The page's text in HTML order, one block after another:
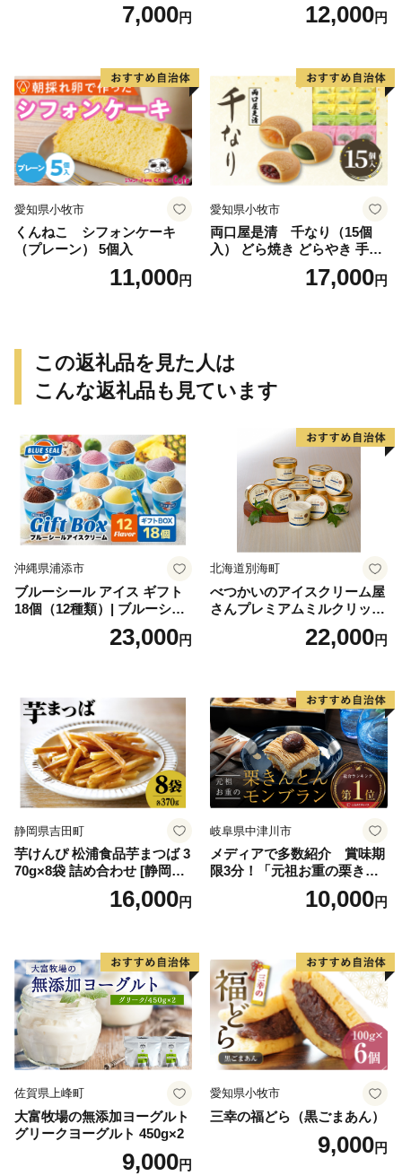
7,000円 12,000円
愛知県小牧市
くんねこ シフォンケーキ
（プレーン） 5個入
11,000円
愛知県小牧市
両口屋是清 千なり（15個
入） どら焼き どらやき 手土
産 お土産 土産 丹波大納言小
豆 抹茶 林檎 りんご 慶事 お
17,000円
この返礼品を見た人は
こんな返礼品も見ています
沖縄県浦添市
ブルーシール アイス ギフト
18個（12種類）| ブルーシー
ルアイス ブルーシールアイ
スクリーム 着日指定可能 送
誕生日 カップ 詰め合わせ バ
ラエティ | バニラ チョコレー
ト ストロベリー ピスタチオ
バニラ＆クッキー ウベ 沖縄
紅イモ 塩ちんすこう 沖縄シ
ークヮーサー 沖縄黒糖 琉球
ロイヤルミルクティ 沖縄パ
イン
23,000円
北海道別海町
べつかいのアイスクリーム屋
さんプレミアムミルクリッチ
12個（AP-01）（ 北海道アイ
ス 北海道産アイス アイス ア
道産アイス 道産アイスクリ
ーム ギフト 詰合せ 詰め合わ
せ ふるさと納税 ）
22,000円
静岡県吉田町
芋けんぴ 松浦食品芋まつば 3
70g×8袋 詰め合わせ [静岡伊
勢丹(松浦食品) 静岡県 吉田町
22424274] 芋ケンピ セット
16,000円
岐阜県中津川市
メディアで多数紹介 賞味期
限3分！「元祖お重の栗きん
とんモンブラン」 【未来の
ご褒美】スイーツ 栗 モンブ
子 菓子 F4N-2298
10,000円
佐賀県上峰町
大富牧場の無添加ヨーグルト
グリークヨーグルト 450g×2
9,000円
愛知県小牧市
三幸の福どら（黒ごまあん）
9,000円